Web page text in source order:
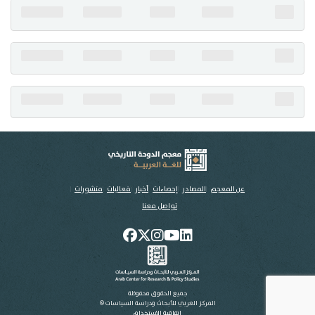
عن المعجم المصادر إحصاءات أخبار فعاليات منشورات
تواصل معنا
جميع الحقوق محفوظة
المركز العربي للأبحاث ودراسة السياسات ©